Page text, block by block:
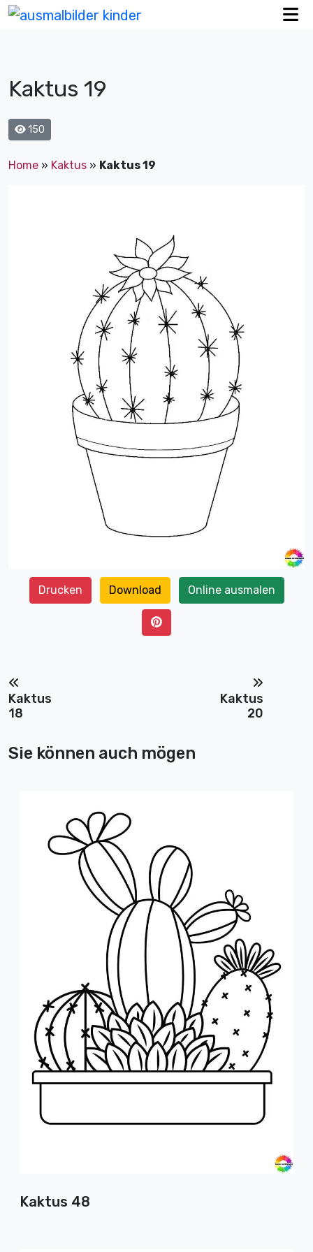
Kaktus 19
150
Home » Kaktus » Kaktus 19
Drucken Download Online ausmalen
Kaktus
18
Kaktus
20
Sie können auch mögen
Kaktus 48